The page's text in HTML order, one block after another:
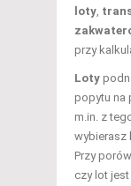
loty
przy
Loty
popytu na
m.in. z
wybierasz
Przy
czy lot